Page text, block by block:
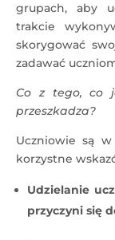
grupach, aby
trakcie
skorygować
zadawać
Co z tego, co
przeszkadza?
Uczniowie są
korzystne
Udzielanie
przyczyni się